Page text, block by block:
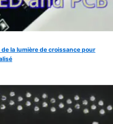
la lumière de croissance pour